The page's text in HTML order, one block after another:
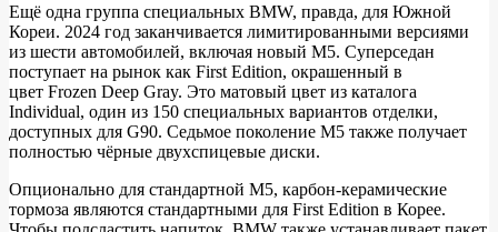
Особенные
BMW
M
First
Edition
2025
года
Ещё одна группа специальных BMW, правда, для Южной
Кореи. 2024 год заканчивается лимитированными версиями
из шести автомобилей, включая новый M5. Суперседан
поступает на рынок как First Edition, окрашенный в
цвет Frozen Deep Gray. Это матовый цвет из каталога
Individual, один из 150 специальных вариантов отделки,
доступных для G90. Седьмое поколение M5 также получает
полностью чёрные двухспицевые диски.
Опционально для стандартной M5, карбон-керамические
тормоза являются стандартными для First Edition в Корее.